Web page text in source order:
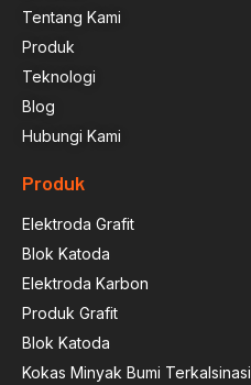
Tentang Kami
Produk
Teknologi
Blog
Hubungi Kami
Produk
Elektroda Grafit
Blok Katoda
Elektroda Karbon
Produk Grafit
Blok Katoda
Kokas Minyak Bumi Terkalsinasi